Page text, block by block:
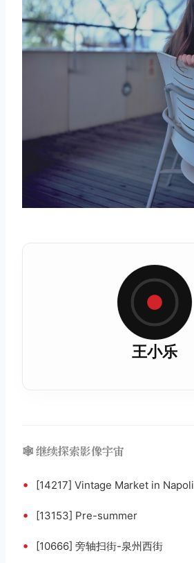
王小乐
🕸️ 继续探索影像宇宙
• [14217] Vintage Market in Napoli
• [13153] Pre-summer
• [10666] 旁轴扫街-泉州西街